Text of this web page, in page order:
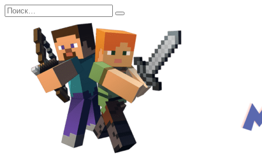
Перейти
к
содержанию
Search
for: